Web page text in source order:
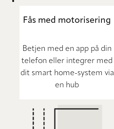
Fås med motorisering
Betjen med en app på din
telefon eller integrer med
dit smart home-system via
en hub